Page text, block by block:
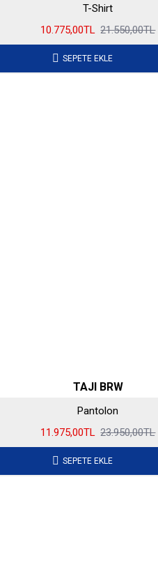
T-Shirt
10.775,00TL 21.550,00TL
SEPETE EKLE
TAJI BRW
Pantolon
11.975,00TL 23.950,00TL
SEPETE EKLE